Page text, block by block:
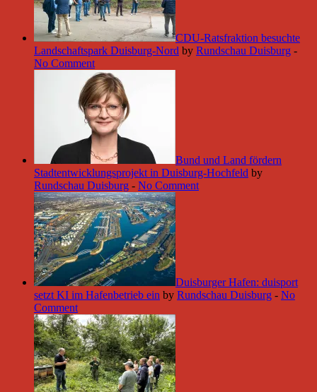
CDU-Ratsfraktion besuchte
Landschaftspark Duisburg-Nord by Rundschau Duisburg -
No Comment
Bund und Land fördern
Stadtentwicklungsprojekt in Duisburg-Hochfeld by
Rundschau Duisburg - No Comment
Duisburger Hafen: duisport
setzt KI im Hafenbetrieb ein by Rundschau Duisburg - No
Comment